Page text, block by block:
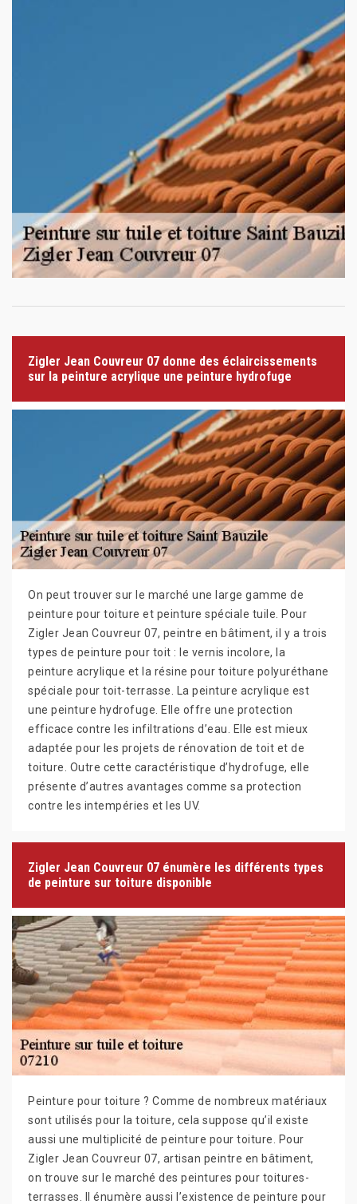
Zigler Jean Couvreur 07 donne des éclaircissements
sur la peinture acrylique une peinture hydrofuge
On peut trouver sur le marché une large gamme de
peinture pour toiture et peinture spéciale tuile. Pour
Zigler Jean Couvreur 07, peintre en bâtiment, il y a trois
types de peinture pour toit : le vernis incolore, la
peinture acrylique et la résine pour toiture polyuréthane
spéciale pour toit-terrasse. La peinture acrylique est
une peinture hydrofuge. Elle offre une protection
efficace contre les infiltrations d’eau. Elle est mieux
adaptée pour les projets de rénovation de toit et de
toiture. Outre cette caractéristique d’hydrofuge, elle
présente d’autres avantages comme sa protection
contre les intempéries et les UV.
Zigler Jean Couvreur 07 énumère les différents types
de peinture sur toiture disponible
Peinture pour toiture ? Comme de nombreux matériaux
sont utilisés pour la toiture, cela suppose qu’il existe
aussi une multiplicité de peinture pour toiture. Pour
Zigler Jean Couvreur 07, artisan peintre en bâtiment,
on trouve sur le marché des peintures pour toitures-
terrasses. Il énumère aussi l’existence de peinture pour